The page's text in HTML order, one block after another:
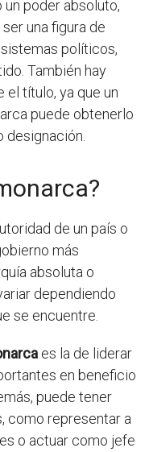
un poder absoluto,
una figura de
políticos,
También hay
título, ya que un
puede obtenerlo
de un país o
más
absoluta o
dependiendo
se encuentre.
es la de liderar
en beneficio
puede tener
como representar a
o actuar como jefe